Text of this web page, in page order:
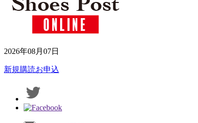
2026年08月07日
新規購読お申込